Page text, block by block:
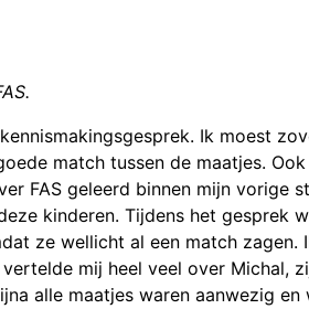
Ik moest
match tussen de maatjes.
FAS geleerd binnen mijn
kinderen. Tijdens het
ze wellicht al een match
mij heel veel over Michal,
alle maatjes waren aanwezig